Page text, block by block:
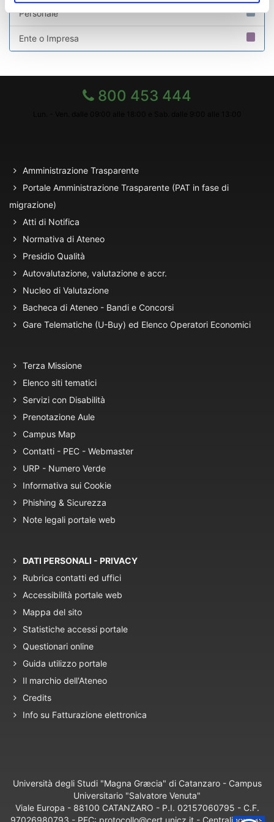
Personale
Ente o Impresa
800 453 444
Amministrazione Trasparente
Portale Amministrazione Trasparente (PAT in fase di
migrazione)
Atti di Notifica
Normativa di Ateneo
Presidio Qualità
Autovalutazione, valutazione e accr.
Nucleo di Valutazione
Bacheca di Ateneo - Bandi e Concorsi
Gare Telematiche (U-Buy) ed Elenco Operatori Economici
Terza Missione
Elenco siti tematici
Servizi con Disabilità
Prenotazione Aule
Campus Map
Contatti - PEC - Webmaster
URP - Numero Verde
Informativa sui Cookie
Phishing & Sicurezza
Note legali portale web
DATI PERSONALI - PRIVACY
Rubrica contatti ed uffici
Accessibilità portale web
Mappa del sito
Statistiche accessi portale
Questionari online
Guida utilizzo portale
Il marchio dell'Ateneo
Credits
Info su Fatturazione elettronica
Università degli Studi "Magna Græcia" di Catanzaro - Campus
Universitario "Salvatore Venuta"
Viale Europa - 88100 CATANZARO - P.I. 02157060795 - C.F.
97026980793 - PEC: protocollo@cert.unicz.it - Centralino: +39